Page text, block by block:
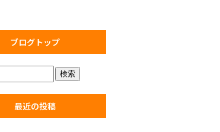
ブログトップ
最近の投稿